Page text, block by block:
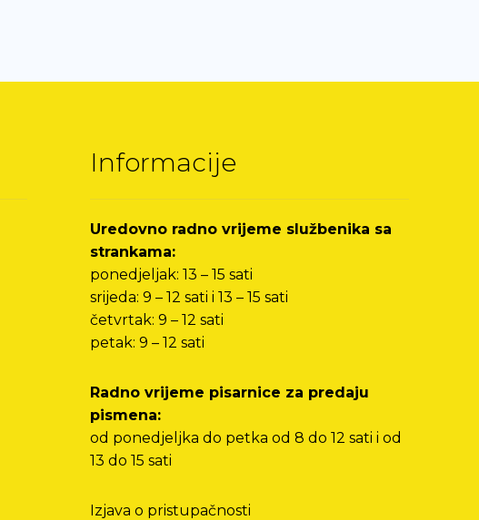
Informacije
Uredovno radno vrijeme službenika sa
strankama:
ponedjeljak: 13 – 15 sati
srijeda: 9 – 12 sati i 13 – 15 sati
četvrtak: 9 – 12 sati
petak: 9 – 12 sati
Radno vrijeme pisarnice za predaju
pismena:
od ponedjeljka do petka od 8 do 12 sati i od
13 do 15 sati
Izjava o pristupačnosti